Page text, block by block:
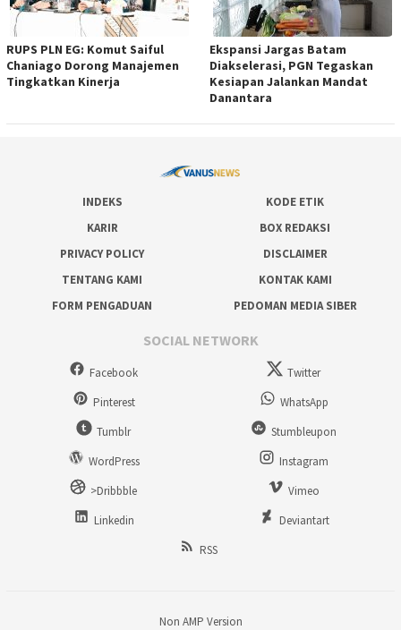
RUPS PLN EG: Komut Saiful
Chaniago Dorong Manajemen
Tingkatkan Kinerja
Ekspansi Jargas Batam
Diakselerasi, PGN Tegaskan
Kesiapan Jalankan Mandat
Danantara
INDEKS
KODE ETIK
KARIR
BOX REDAKSI
PRIVACY POLICY
DISCLAIMER
TENTANG KAMI
KONTAK KAMI
FORM PENGADUAN
PEDOMAN MEDIA SIBER
SOCIAL NETWORK
Facebook
Twitter
Pinterest
WhatsApp
Tumblr
Stumbleupon
WordPress
Instagram
>Dribbble
Vimeo
Linkedin
Deviantart
RSS
Non AMP Version